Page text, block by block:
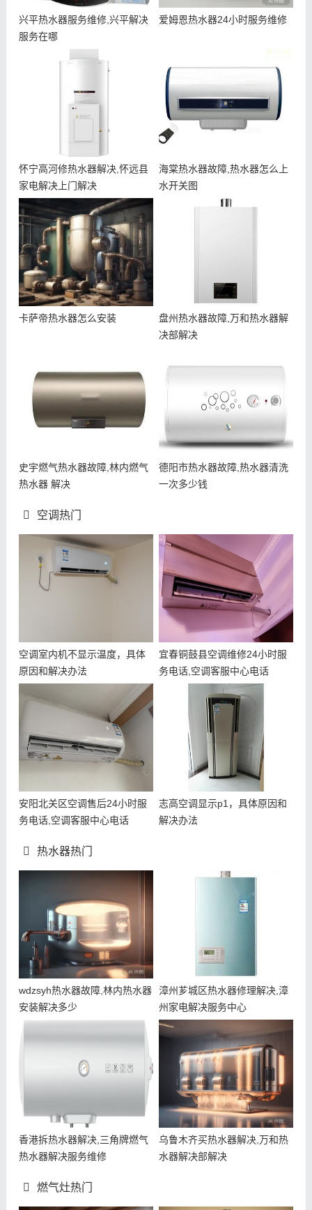
兴平热水器服务维修,兴平解决
服务在哪
爱姆恩热水器24小时服务维修
怀宁高河修热水器解决,怀远县
家电解决上门解决
海棠热水器故障,热水器怎么上
水开关图
卡萨帝热水器怎么安装
盘州热水器故障,万和热水器解
决部解决
史宇燃气热水器故障,林内燃气
热水器 解决
德阳市热水器故障,热水器清洗
一次多少钱
空调热门
空调室内机不显示温度，具体
原因和解决办法
宜春铜鼓县空调维修24小时服
务电话,空调客服中心电话
安阳北关区空调售后24小时服
务电话,空调客服中心电话
志高空调显示p1，具体原因和
解决办法
热水器热门
wdzsyh热水器故障,林内热水器
安装解决多少
漳州芗城区热水器修理解决,漳
州家电解决服务中心
香港拆热水器解决,三角牌燃气
热水器解决服务维修
乌鲁木齐买热水器解决,万和热
水器解决部解决
燃气灶热门